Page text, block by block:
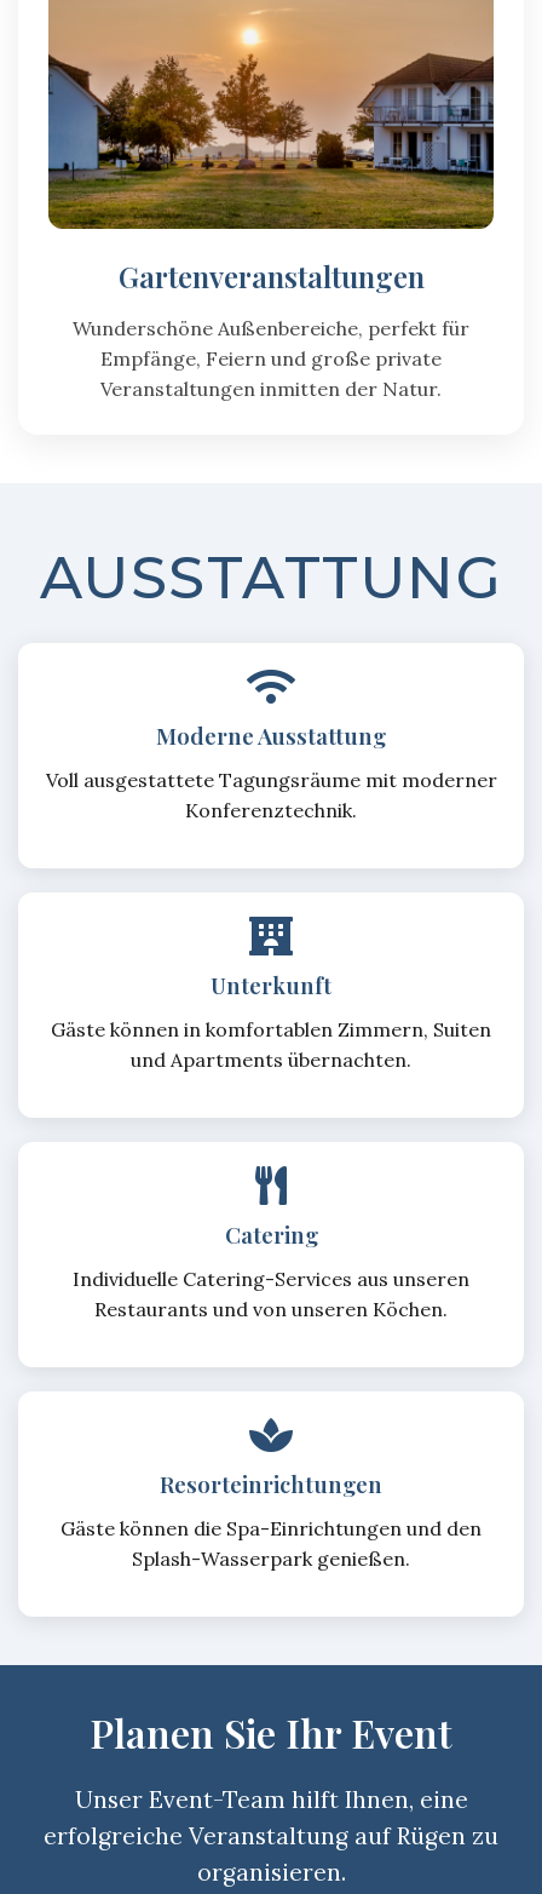
Gartenveranstaltungen
Wunderschöne Außenbereiche, perfekt für
Empfänge, Feiern und große private
Veranstaltungen inmitten der Natur.
AUSSTATTUNG
Moderne Ausstattung
Voll ausgestattete Tagungsräume mit moderner
Konferenztechnik.
Unterkunft
Gäste können in komfortablen Zimmern, Suiten
und Apartments übernachten.
Catering
Individuelle Catering-Services aus unseren
Restaurants und von unseren Köchen.
Resorteinrichtungen
Gäste können die Spa-Einrichtungen und den
Splash-Wasserpark genießen.
Planen Sie Ihr Event
Unser Event-Team hilft Ihnen, eine
erfolgreiche Veranstaltung auf Rügen zu
organisieren.